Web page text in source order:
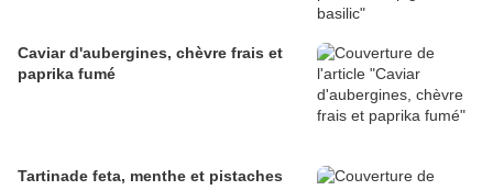
Caviar d'aubergines, chèvre frais et
paprika fumé
Tartinade feta, menthe et pistaches